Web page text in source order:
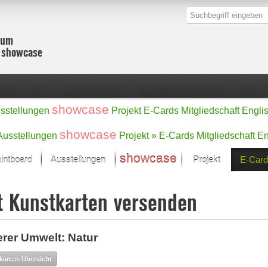
showcase Projekt E-Cards Mitgliedschaft
showcase Projekt » E-Cards Mitgliedschaft
im Fokus
Auswahl
Malerei
Skulptur/Plastik
Digital Art
Ausstellungen showcase Projekt
Ein
E-
Kunstkarten versenden
Umwelt: Natur
Übersicht